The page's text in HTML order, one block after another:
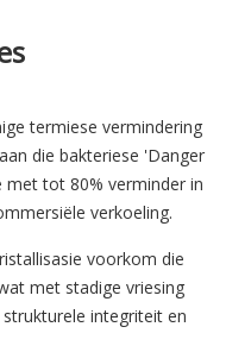
termiese vermindering
die bakteriese 'Danger
tot 80% verminder in
verkoeling.
voorkom die
met stadige vriesing
integriteit en